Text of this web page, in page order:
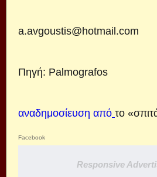
a.avgoustis@hotmail.com
Πηγή: Palmografos
αναδημοσίευση από το
Facebook
Responsive